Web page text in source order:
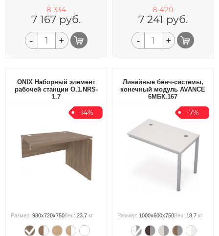
8 334
7 167 руб.
- +
8 420
7 241 руб.
- +
ONIX Наборный элемент
рабочей станции O.1.NRS-
1.7
-14%
Размер:980x720x750Вес:23.7 кг
Линейные бенч-системы,
конечный модуль AVANCE
6МБК.167
-7%
Размер: 1000x600x750Вес: 18.7 кг